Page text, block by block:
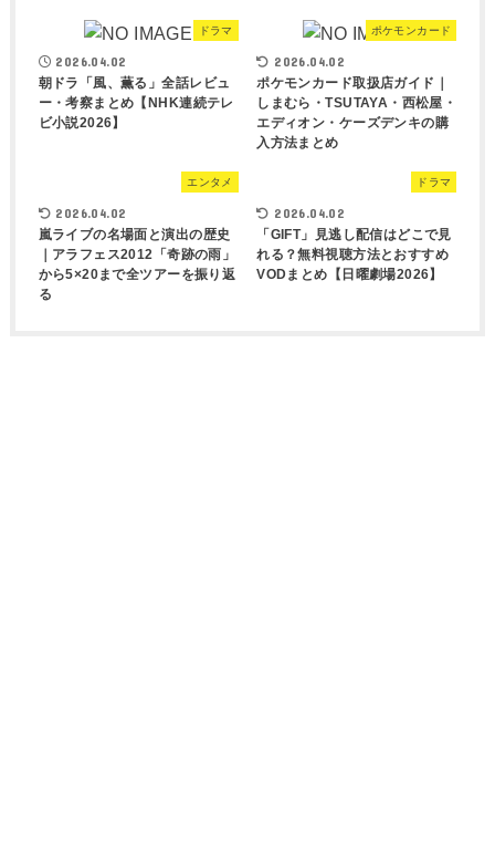
ドラマ
2026.04.02
朝ドラ「風、薫る」全話レビュ
ー・考察まとめ【NHK連続テレ
ビ小説2026】
ポケモンカード
2026.04.02
ポケモンカード取扱店ガイド｜
しまむら・TSUTAYA・西松屋・
エディオン・ケーズデンキの購
入方法まとめ
エンタメ
2026.04.02
嵐ライブの名場面と演出の歴史
｜アラフェス2012「奇跡の雨」
から5×20まで全ツアーを振り返
る
ドラマ
2026.04.02
「GIFT」見逃し配信はどこで見
れる？無料視聴方法とおすすめ
VODまとめ【日曜劇場2026】